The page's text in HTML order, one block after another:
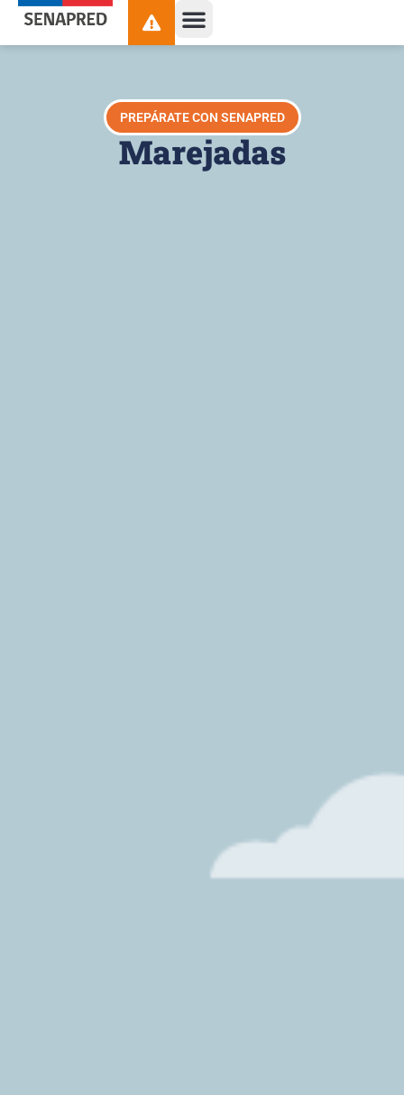
contenido
PREPÁRATE CON SENAPRED
Marejadas